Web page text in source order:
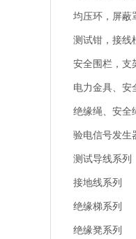
均压环，屏蔽
测试钳，接线
安全围栏，支
电力金具、安
绝缘绳、安全
验电信号发生
测试导线系列
接地线系列
绝缘梯系列
绝缘凳系列